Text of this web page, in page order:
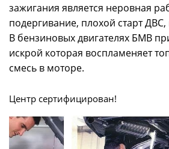
зажигания является неровная
подергивание, плохой старт
В бензиновых двигателях БМВ
искрой которая воспламеняет
смесь в моторе.
Центр сертифицирован!